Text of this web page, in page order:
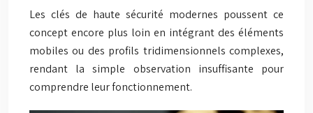
Les clés de haute sécurité modernes poussent ce
concept encore plus loin en intégrant des éléments
mobiles ou des profils tridimensionnels complexes,
rendant la simple observation insuffisante pour
comprendre leur fonctionnement.